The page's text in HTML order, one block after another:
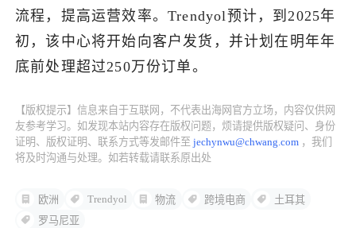
出海导航
出海交流群
了解出海网
流程，提高运营效率。Trendyol预计，到2025年
初，该中心将开始向客户发货，并计划在明年年
底前处理超过250万份订单。
【版权提示】信息来自于互联网，不代表出海网官方立场，内容仅供网
友参考学习。如发现本站内容存在版权问题，烦请提供版权疑问、身份
证明、版权证明、联系方式等发邮件至jechynwu@chwang.com ，我们
将及时沟通与处理。如若转载请联系原出处
欧洲 Trendyol 物流 跨境电商
土耳其
罗马尼亚